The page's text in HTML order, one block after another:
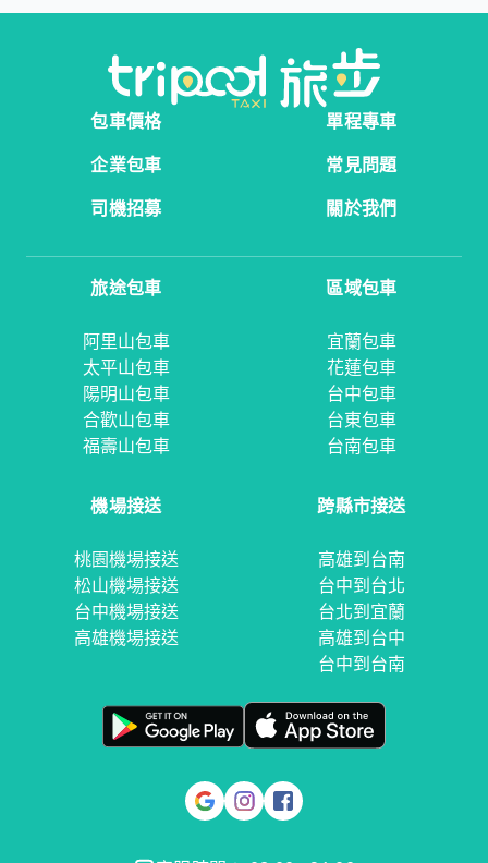
包車價格
單程專車
企業包車
常見問題
司機招募
關於我們
旅途包車
阿里山包車
太平山包車
陽明山包車
合歡山包車
福壽山包車
區域包車
宜蘭包車
花蓮包車
台中包車
台東包車
台南包車
機場接送
桃園機場接送
松山機場接送
台中機場接送
高雄機場接送
跨縣市接送
高雄到台南
台中到台北
台北到宜蘭
高雄到台中
台中到台南